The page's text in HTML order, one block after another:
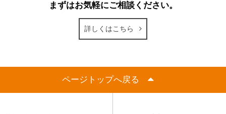
まずはお気軽にご相談ください。
詳しくはこちら
ページトップへ戻る